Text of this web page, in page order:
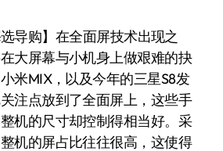
购】在全面屏技术出现之
大屏幕与小机身上做艰难的抉
米MIX，以及今年的三星S8发
注点放到了全面屏上，这些手
机的尺寸却控制得相当好。采
机的屏占比往往很高，这使得